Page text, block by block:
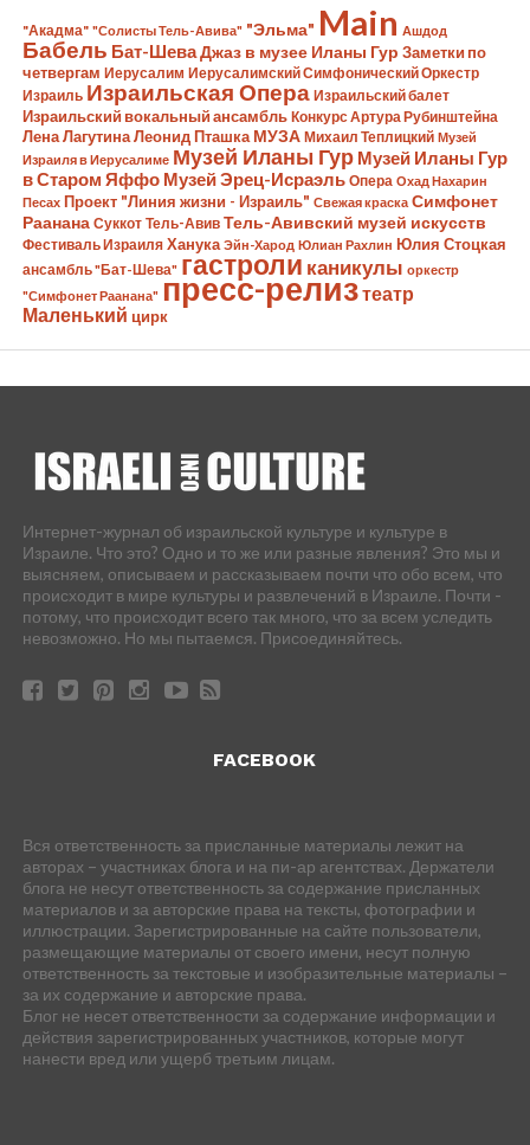
"Акадма" "Солисты Тель-Авива" "Эльма" Main Ашдод
Бабель Бат-ШеваДжаз в музее Иланы Гур Заметки по
четвергам Иерусалим Иерусалимский Симфонический Оркестр
Израиль Израильская Опера Израильский балет
Израильский вокальный ансамбль Конкурс Артура Рубинштейна
Лена Лагутина Леонид Пташка МУЗА Михаил Теплицкий Музей
Израиля в Иерусалиме Музей Иланы Гур Музей Иланы Гур
в Старом Яффо Музей Эрец-Исраэль Опера Охад Нахарин
Песах Проект "Линия жизни - Израиль" Свежая краска Симфонет
Раанана Суккот Тель-Авив Тель-Авивский музей искусств
Фестиваль Израиля Ханука Эйн-Харод Юлиан Рахлин Юлия Стоцкая
ансамбль "Бат-Шева" гастроли каникулы оркестр
"Симфонет Раанана" пресс-релизтеатр
Маленький цирк
Интернет-журнал об израильской культуре и культуре в
Израиле. Что это? Одно и то же или разные явления? Это мы и
выясняем, описываем и рассказываем почти что обо всем, что
происходит в мире культуры и развлечений в Израиле. Почти -
потому, что происходит всего так много, что за всем уследить
невозможно. Но мы пытаемся. Присоединяйтесь.
FACEBOOK
Вся ответственность за присланные материалы лежит на
авторах – участниках блога и на пи-ар агентствах. Держатели
блога не несут ответственность за содержание присланных
материалов и за авторские права на тексты, фотографии и
иллюстрации. Зарегистрированные на сайте пользователи,
размещающие материалы от своего имени, несут полную
ответственность за текстовые и изобразительные материалы –
за их содержание и авторские права.
Блог не несет ответственности за содержание информации и
действия зарегистрированных участников, которые могут
нанести вред или ущерб третьим лицам.